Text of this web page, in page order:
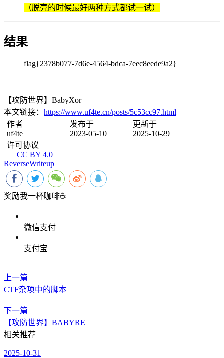
（脱壳的时候最好两种方式都试一试）
结果
flag{2378b077-7d6e-4564-bdca-7eec8eede9a2}
【攻防世界】BabyXor
本文链接： https://www.uf4te.cn/posts/5c53cc97.html
作者
uf4te
发布于
2023-05-10
更新于
2025-10-29
许可协议
CC BY 4.0
ReverseWriteup
奖励我一杯咖啡☕
微信支付
支付宝
上一篇
CTF杂项中的脚本
下一篇
【攻防世界】BABYRE
相关推荐
2025-10-31